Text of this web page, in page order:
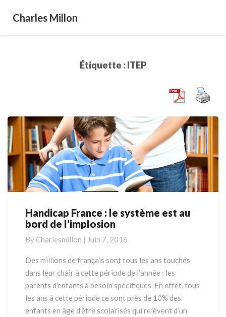
Charles Millon
Étiquette : ITEP
Handicap
France
le
système
au
bord
de
l’implosion
Handicap France : le système est au
bord de l’implosion
By Charlesmillon | Juin 7, 2016
Des millions de français sont tous les ans touchés
dans leur chair à cette période de l’année : les
parents d’enfants à besoin spécifiques. En effet, tous
les ans à cette période ce sont près de 10% des
enfants en âge d’être scolarisés qui relèvent d’un